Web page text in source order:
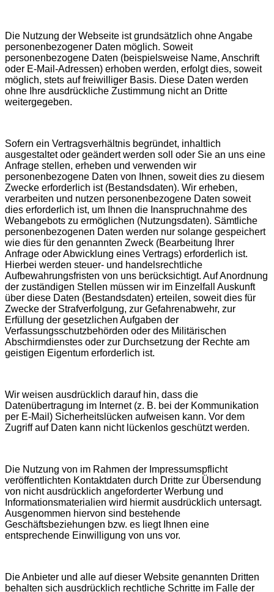
Die Nutzung der Webseite ist grundsätzlich ohne Angabe
personenbezogener Daten möglich. Soweit
personenbezogene Daten (beispielsweise Name, Anschrift
oder E-Mail-Adressen) erhoben werden, erfolgt dies, soweit
möglich, stets auf freiwilliger Basis. Diese Daten werden
ohne Ihre ausdrückliche Zustimmung nicht an Dritte
weitergegeben.
Sofern ein Vertragsverhältnis begründet, inhaltlich
ausgestaltet oder geändert werden soll oder Sie an uns eine
Anfrage stellen, erheben und verwenden wir
personenbezogene Daten von Ihnen, soweit dies zu diesem
Zwecke erforderlich ist (Bestandsdaten). Wir erheben,
verarbeiten und nutzen personenbezogene Daten soweit
dies erforderlich ist, um Ihnen die Inanspruchnahme des
Webangebots zu ermöglichen (Nutzungsdaten). Sämtliche
personenbezogenen Daten werden nur solange gespeichert
wie dies für den genannten Zweck (Bearbeitung Ihrer
Anfrage oder Abwicklung eines Vertrags) erforderlich ist.
Hierbei werden steuer- und handelsrechtliche
Aufbewahrungsfristen von uns berücksichtigt. Auf Anordnung
der zuständigen Stellen müssen wir im Einzelfall Auskunft
über diese Daten (Bestandsdaten) erteilen, soweit dies für
Zwecke der Strafverfolgung, zur Gefahrenabwehr, zur
Erfüllung der gesetzlichen Aufgaben der
Verfassungsschutzbehörden oder des Militärischen
Abschirmdienstes oder zur Durchsetzung der Rechte am
geistigen Eigentum erforderlich ist.
Wir weisen ausdrücklich darauf hin, dass die
Datenübertragung im Internet (z. B. bei der Kommunikation
per E-Mail) Sicherheitslücken aufweisen kann. Vor dem
Zugriff auf Daten kann nicht lückenlos geschützt werden.
Die Nutzung von im Rahmen der Impressumspflicht
veröffentlichten Kontaktdaten durch Dritte zur Übersendung
von nicht ausdrücklich angeforderter Werbung und
Informationsmaterialien wird hiermit ausdrücklich untersagt.
Ausgenommen hiervon sind bestehende
Geschäftsbeziehungen bzw. es liegt Ihnen eine
entsprechende Einwilligung von uns vor.
Die Anbieter und alle auf dieser Website genannten Dritten
behalten sich ausdrücklich rechtliche Schritte im Falle der